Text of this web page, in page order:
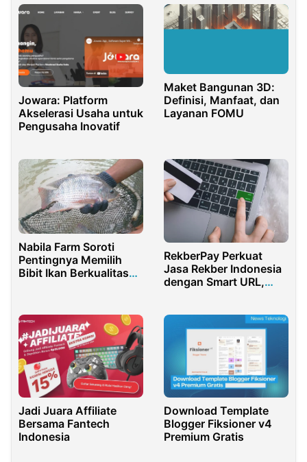
Jowara: Platform
Akselerasi Usaha untuk
Pengusaha Inovatif
Maket Bangunan 3D:
Definisi, Manfaat, dan
Layanan FOMU
Nabila Farm Soroti
Pentingnya Memilih
Bibit Ikan Berkualitas
RekberPay Perkuat
Jasa Rekber Indonesia
dengan Smart URL,
Jadi Juara Affiliate
Bersama Fantech
Indonesia
Download Template
Blogger Fiksioner v4
Premium Gratis